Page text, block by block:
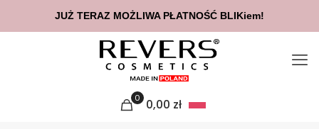
0 0,00 zł
JUŻ TERAZ MOŻLIWA PŁATNOŚĆ BLIKiem!